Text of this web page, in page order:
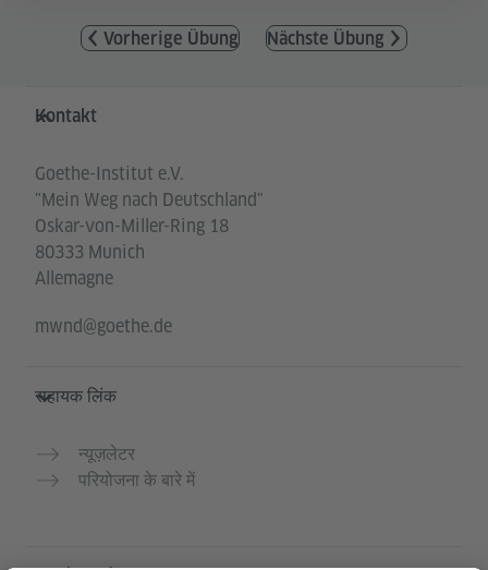
Vorherige Übung Nächste Übung
Service- und Informationsbereich
Kontakt
Goethe-Institut e.V.
"Mein Weg nach Deutschland"
Oskar-von-Miller-Ring 18
80333 Munich
Allemagne
mwnd@goethe.de
सहायक लिंक
न्यूज़लेटर
परियोजना के बारे में